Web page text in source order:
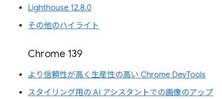
Lighthouse 12.8.0
その他のハイライト
Chrome 139
より信頼性が高く生産性の高い Chrome DevTools
スタイリング用の AI アシスタントでの画像のアップ